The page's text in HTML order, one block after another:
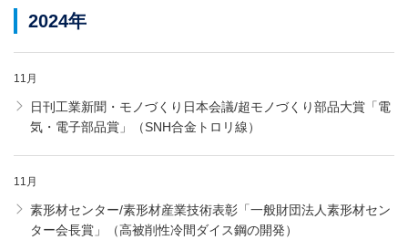
2024年
11月
日刊工業新聞・モノづくり日本会議/超モノづくり部品大賞「電
気・電子部品賞」（SNH合金トロリ線）
11月
素形材センター/素形材産業技術表彰「一般財団法人素形材セン
ター会長賞」（高被削性冷間ダイス鋼の開発）